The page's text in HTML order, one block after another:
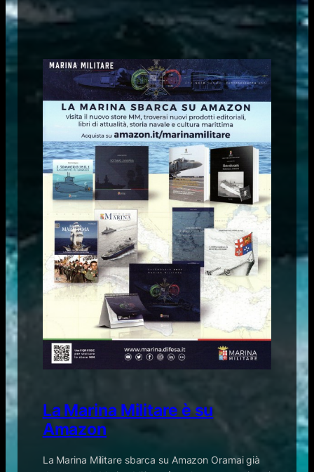
La Marina Militare è su
Amazon
La Marina Militare sbarca su Amazon Oramai già